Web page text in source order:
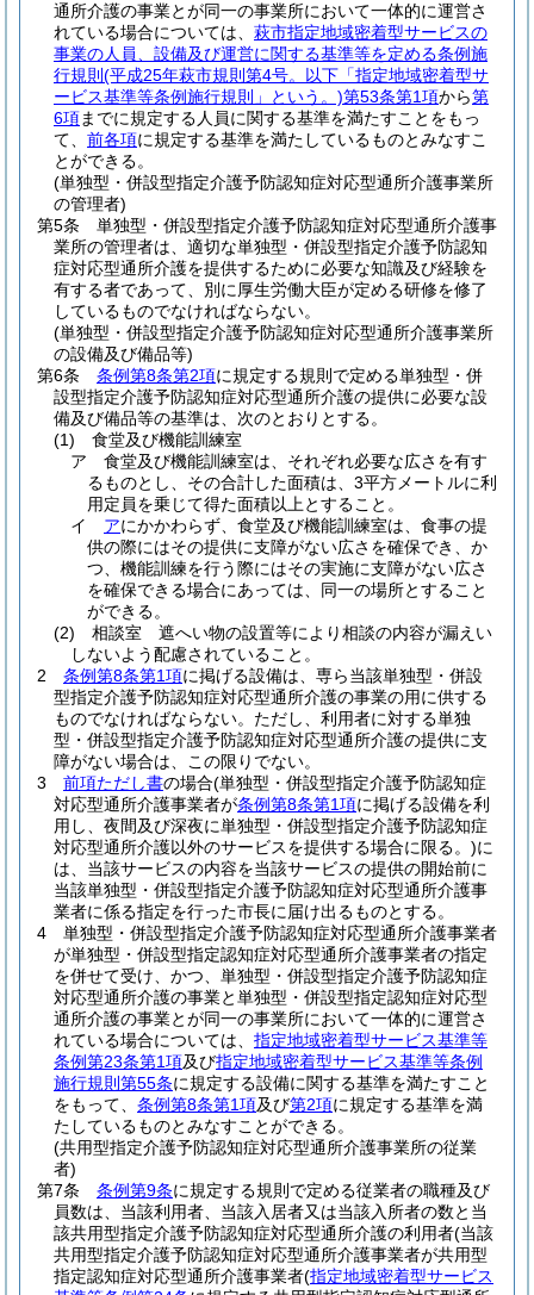
通所介護の事業とが同一の事業所において一体的に運営さ
れている場合については、 萩市指定地域密着型サービスの
事業の人員、設備及び運営に関する基準等を定める条例施
行規則 (平成25年萩市規則第4号。以下「指定地域密着型サ
ービス基準等条例施行規則」という。)第53条第1項から第
6項までに規定する人員に関する基準を満たすことをもっ
て、 前各項に規定する基準を満たしているものとみなすこ
とができる。
(単独型・併設型指定介護予防認知症対応型通所介護事業所
の管理者)
第5条
単独型・併設型指定介護予防認知症対応型通所介護事
業所の管理者は、適切な単独型・併設型指定介護予防認知
症対応型通所介護を提供するために必要な知識及び経験を
有する者であって、別に厚生労働大臣が定める研修を修了
しているものでなければならない。
(単独型・併設型指定介護予防認知症対応型通所介護事業所
の設備及び備品等)
第6条
条例第8条第2項に規定する規則で定める単独型・併
設型指定介護予防認知症対応型通所介護の提供に必要な設
備及び備品等の基準は、次のとおりとする。
(1)
食堂及び機能訓練室
ア
食堂及び機能訓練室は、それぞれ必要な広さを有す
るものとし、その合計した面積は、3平方メートルに利
用定員を乗じて得た面積以上とすること。
イ
アにかかわらず、食堂及び機能訓練室は、食事の提
供の際にはその提供に支障がない広さを確保でき、か
つ、機能訓練を行う際にはその実施に支障がない広さ
を確保できる場合にあっては、同一の場所とすること
ができる。
(2)
相談室 遮へい物の設置等により相談の内容が漏えい
しないよう配慮されていること。
2
条例第8条第1項に掲げる設備は、専ら当該単独型・併設
型指定介護予防認知症対応型通所介護の事業の用に供する
ものでなければならない。 ただし、利用者に対する単独
型・併設型指定介護予防認知症対応型通所介護の提供に支
障がない場合は、この限りでない。
3
前項ただし書の場合(単独型・併設型指定介護予防認知症
対応型通所介護事業者が条例第8条第1項に掲げる設備を利
用し、夜間及び深夜に単独型・併設型指定介護予防認知症
対応型通所介護以外のサービスを提供する場合に限る。)に
は、当該サービスの内容を当該サービスの提供の開始前に
当該単独型・併設型指定介護予防認知症対応型通所介護事
業者に係る指定を行った市長に届け出るものとする。
4
単独型・併設型指定介護予防認知症対応型通所介護事業者
が単独型・併設型指定認知症対応型通所介護事業者の指定
を併せて受け、かつ、単独型・併設型指定介護予防認知症
対応型通所介護の事業と単独型・併設型指定認知症対応型
通所介護の事業とが同一の事業所において一体的に運営さ
れている場合については、 指定地域密着型サービス基準等
条例第23条第1項及び指定地域密着型サービス基準等条例
施行規則第55条に規定する設備に関する基準を満たすこと
をもって、 条例第8条第1項及び第2項に規定する基準を満
たしているものとみなすことができる。
(共用型指定介護予防認知症対応型通所介護事業所の従業
者)
第7条
条例第9条に規定する規則で定める従業者の職種及び
員数は、当該利用者、当該入居者又は当該入所者の数と当
該共用型指定介護予防認知症対応型通所介護の利用者(当該
共用型指定介護予防認知症対応型通所介護事業者が共用型
指定認知症対応型通所介護事業者(指定地域密着型サービス